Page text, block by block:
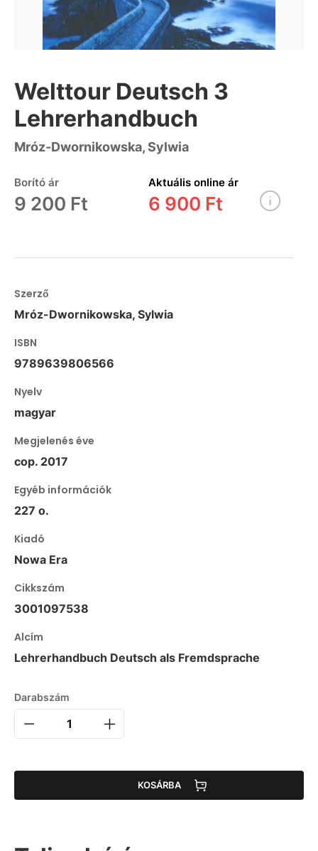
Welttour Deutsch 3
Lehrerhandbuch
Mróz-Dwornikowska, Sylwia
Borító ár
9 200 Ft
Aktuális online ár
6 900 Ft
Szerző
Mróz-Dwornikowska, Sylwia
ISBN
9789639806566
Nyelv
magyar
Megjelenés éve
cop. 2017
Egyéb információk
227 o.
Kiadó
Nowa Era
Cikkszám
3001097538
Alcím
Lehrerhandbuch Deutsch als Fremdsprache
Darabszám
KOSÁRBA